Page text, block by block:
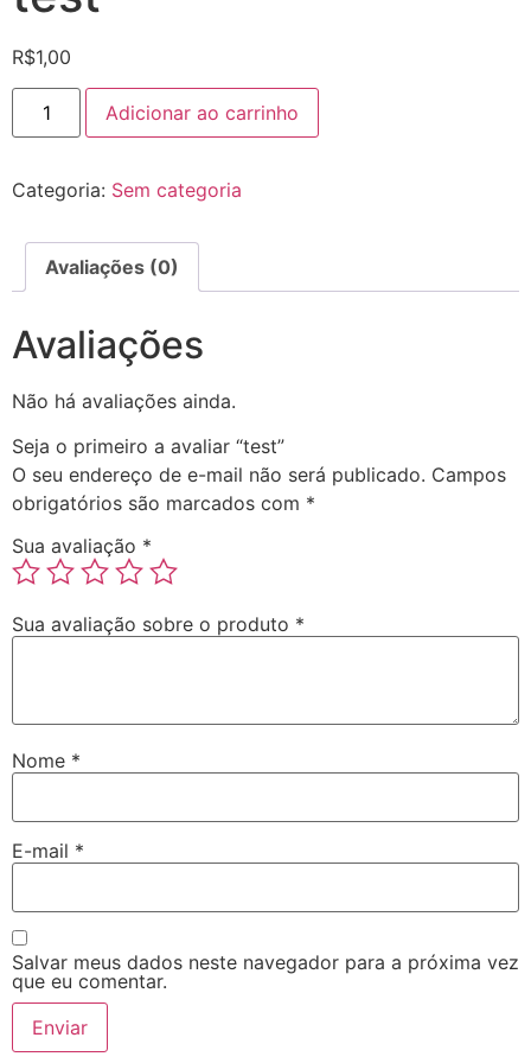
R$1,00
Adicionar ao carrinho
Categoria: Sem categoria
Avaliações (0)
Avaliações
Não há avaliações ainda.
Seja o primeiro a avaliar “test”
O seu endereço de e-mail não será publicado. Campos
obrigatórios são marcados com *
Sua avaliação *
Sua avaliação sobre o produto *
Nome *
E-mail *
Salvar meus dados neste navegador para a próxima vez
que eu comentar.